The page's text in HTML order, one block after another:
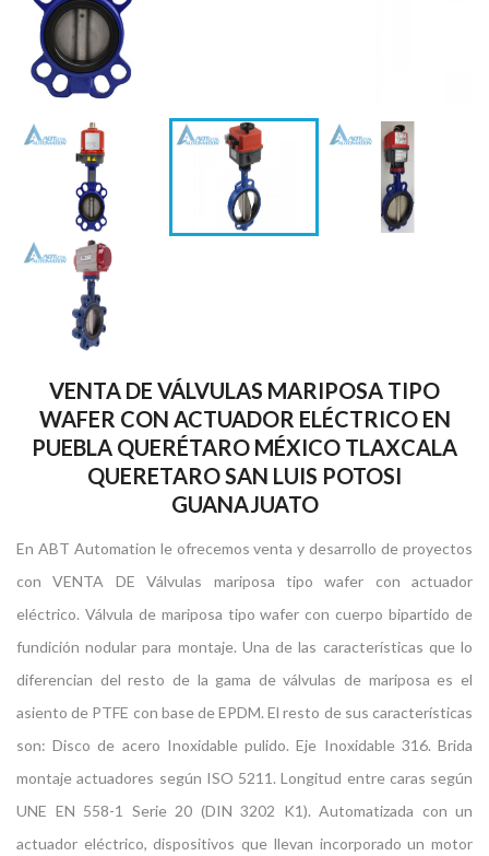
VENTA DE VÁLVULAS MARIPOSA TIPO
WAFER CON ACTUADOR ELÉCTRICO EN
PUEBLA QUERÉTARO MÉXICO TLAXCALA
QUERETARO SAN LUIS POTOSI
GUANAJUATO
En ABT Automation le ofrecemos venta y desarrollo de proyectos
con VENTA DE Válvulas mariposa tipo wafer con actuador
eléctrico. Válvula de mariposa tipo wafer con cuerpo bipartido de
fundición nodular para montaje. Una de las características que lo
diferencian del resto de la gama de válvulas de mariposa es el
asiento de PTFE con base de EPDM. El resto de sus características
son: Disco de acero Inoxidable pulido. Eje Inoxidable 316. Brida
montaje actuadores según ISO 5211. Longitud entre caras según
UNE EN 558-1 Serie 20 (DIN 3202 K1). Automatizada con un
actuador eléctrico, dispositivos que llevan incorporado un motor